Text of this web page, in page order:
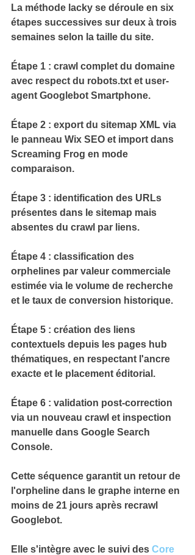
La méthode lacky se déroule en six
étapes successives sur deux à trois
semaines selon la taille du site.
Étape 1 : crawl complet du domaine
avec respect du robots.txt et user-
agent Googlebot Smartphone.
Étape 2 : export du sitemap XML via
le panneau Wix SEO et import dans
Screaming Frog en mode
comparaison.
Étape 3 : identification des URLs
présentes dans le sitemap mais
absentes du crawl par liens.
Étape 4 : classification des
orphelines par valeur commerciale
estimée via le volume de recherche
et le taux de conversion historique.
Étape 5 : création des liens
contextuels depuis les pages hub
thématiques, en respectant l'ancre
exacte et le placement éditorial.
Étape 6 : validation post-correction
via un nouveau crawl et inspection
manuelle dans Google Search
Console.
Cette séquence garantit un retour de
l'orpheline dans le graphe interne en
moins de 21 jours après recrawl
Googlebot.
Elle s'intègre avec le suivi des Core